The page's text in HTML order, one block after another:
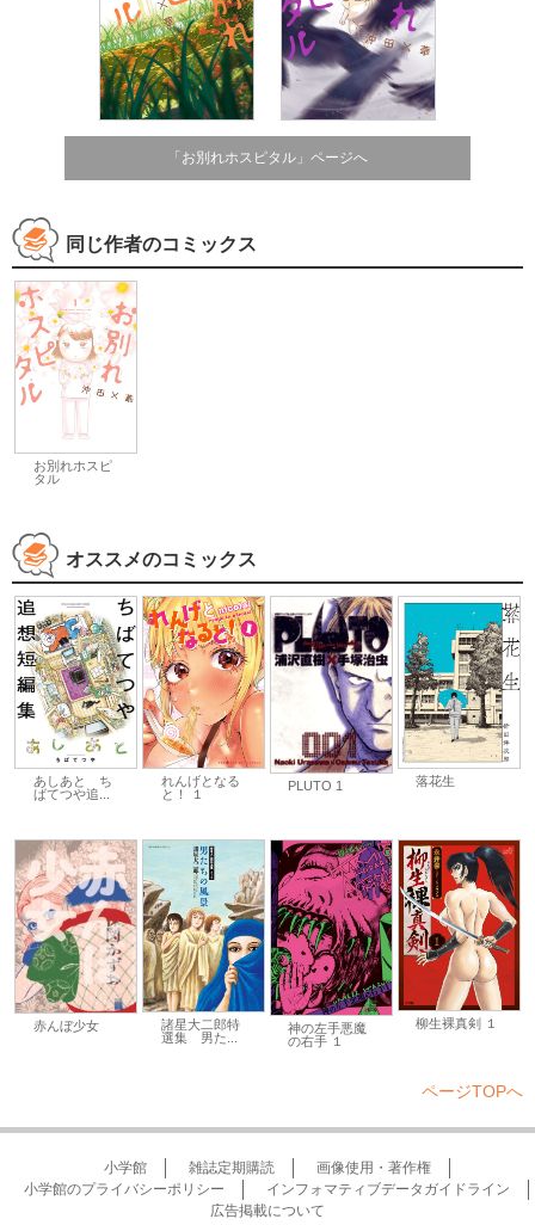
「お別れホスピタル」ページへ
同じ作者のコミックス
お別れホスピ
タル
オススメのコミックス
あしあと ち
ばてつや追...
れんげとなる
と！ １
PLUTO 1 落花生
赤んぼ少女
諸星大二郎特
選集 男た...
神の左手悪魔
の右手 １
柳生裸真剣 １
ページTOPへ
小学館 雑誌定期購読
画像使用・著作権
小学館のプライバシーポリシー
インフォマティブデータガイドライン
広告掲載について